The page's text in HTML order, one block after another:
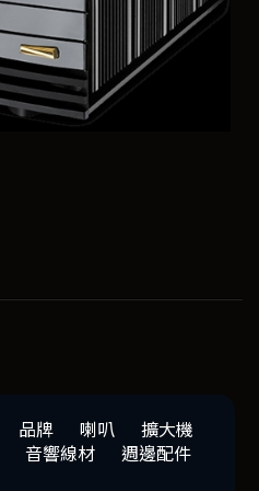
品牌 喇叭
擴大機
音響線材
週邊配件